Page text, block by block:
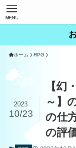
MENU
ホーム RPG
【幻
～】
の仕
の評
2023
10/23